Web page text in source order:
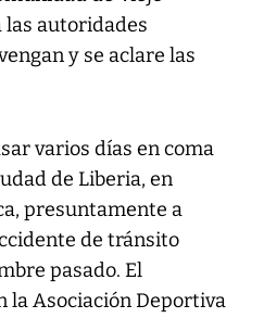
las autoridades
y se aclare las
varios días en coma
de Liberia, en
presuntamente a
de tránsito
pasado. El
la Asociación Deportiva